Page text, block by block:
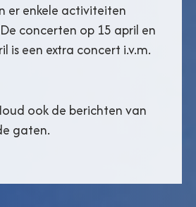
er enkele activiteiten
concerten op 15 april en
is een extra concert i.v.m.
ook de berichten van
gaten.